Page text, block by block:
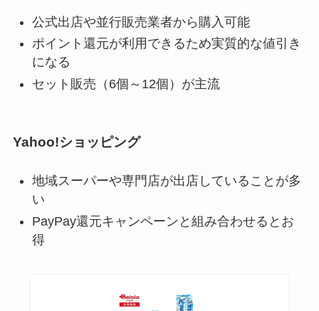
公式出店や並行販売業者から購入可能
ポイント還元が利用できるため実質的な値引き
になる
セット販売（6個～12個）が主流
Yahoo!ショッピング
地域スーパーや専門店が出店していることが多
い
PayPay還元キャンペーンと組み合わせるとお
得